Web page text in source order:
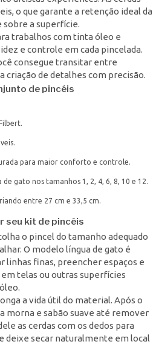
o que garante a retenção ideal da
sobre a superfície.
trabalhos com tinta óleo e
e controle em cada pincelada.
consegue transitar entre
criação de detalhes com precisão.
de pincéis
para maior conforto e controle.
gato nos tamanhos 1, 2, 4, 6, 8, 10 e 12.
entre 27 cm e 33,5 cm.
seu kit de pincéis
o pincel do tamanho adequado
O modelo língua de gato é
linhas finas, preencher espaços e
telas ou outras superfícies
a vida útil do material. Após o
morna e sabão suave até remover
as cerdas com os dedos para
deixe secar naturalmente em local